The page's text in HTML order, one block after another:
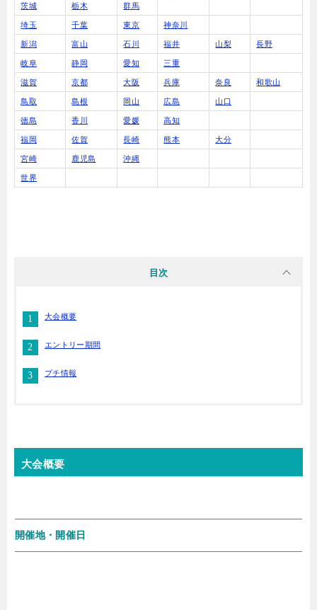
茨城 栃木 群馬
埼玉 千葉 東京 神奈川
新潟 富山 石川 福井 山梨 長野
岐阜 静岡 愛知 三重
滋賀 京都 大阪 兵庫 奈良 和歌山
鳥取 島根 岡山 広島 山口
徳島 香川 愛媛 高知
福岡 佐賀 長崎 熊本 大分
宮崎 鹿児島 沖縄
世界
目次
大会概要
エントリー期間
プチ情報
大会概要
開催地・開催日